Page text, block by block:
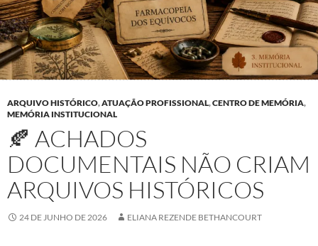
ARQUIVO HISTÓRICO,ATUAÇÃO PROFISSIONAL,CENTRO DE MEMÓRIA,
MEMÓRIA INSTITUCIONAL
🍂 ACHADOS
DOCUMENTAIS NÃO CRIAM
ARQUIVOS HISTÓRICOS
24 DE JUNHO DE 2026 ELIANA REZENDE BETHANCOURT